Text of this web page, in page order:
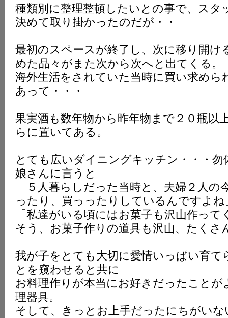
種類別に整理整頓したいとの事で、スタ
決めて取り掛かったのだが・・
最初のスペースが終了し、次に移り開け
めた品々がまた次から次へと出てくる。
海外生活をされていた当時に買い求めら
あって・・・
果実酒も数年物から昨年物まで２０瓶以
らに置いてある。
とても広いダイニングキッチン・・・勿
娘さんに言うと
「５人暮らしだった当時と、夫婦２人の
ったり、買っったりしているんですよね
「私達がいる頃にはお菓子も沢山作って
そう、お菓子作りの道具も沢山、たくさ
我が子をとても大切に愛情いっぱい育て
とを窺わせると共に
お料理作りが本当にお好きだったことが
理器具。
そして、きっとお上手だったにちがいな